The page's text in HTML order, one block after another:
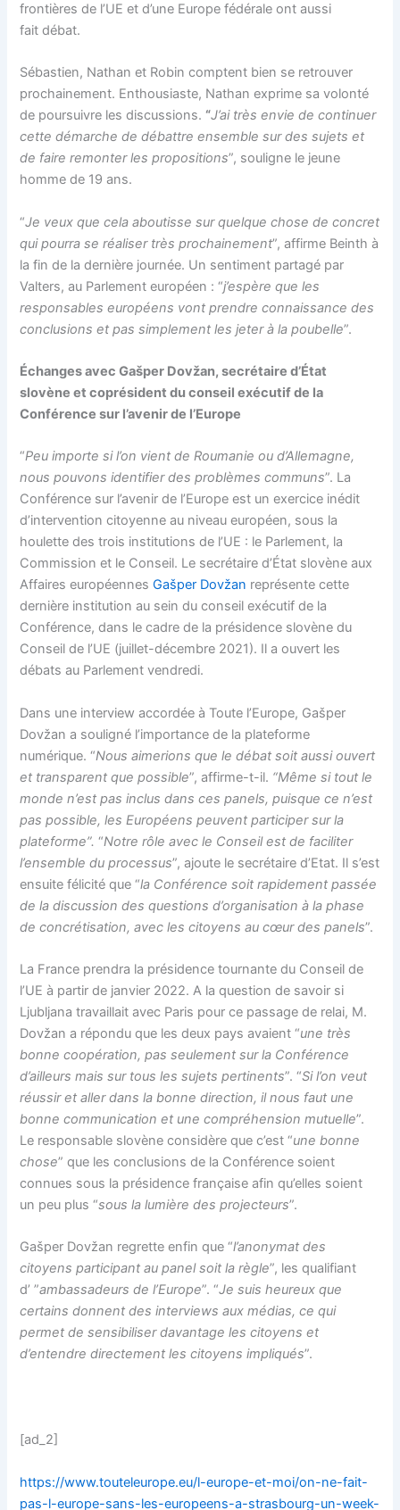
frontières de l’UE et d’une Europe fédérale ont aussi
fait débat.
Sébastien, Nathan et Robin comptent bien se retrouver
prochainement. Enthousiaste, Nathan exprime sa volonté
de poursuivre les discussions. “J’ai très envie de continuer
cette démarche de débattre ensemble sur des sujets et
de faire remonter les propositions”, souligne le jeune
homme de 19 ans.
“Je veux que cela aboutisse sur quelque chose de concret
qui pourra se réaliser très prochainement”, affirme Beinth à
la fin de la dernière journée. Un sentiment partagé par
Valters, au Parlement européen : “j’espère que les
responsables européens vont prendre connaissance des
conclusions et pas simplement les jeter à la poubelle”.
Échanges avec Gašper Dovžan, secrétaire d’État
slovène et coprésident du conseil exécutif de la
Conférence sur l’avenir de l’Europe
“Peu importe si l’on vient de Roumanie ou d’Allemagne,
nous pouvons identifier des problèmes communs”. La
Conférence sur l’avenir de l’Europe est un exercice inédit
d’intervention citoyenne au niveau européen, sous la
houlette des trois institutions de l’UE : le Parlement, la
Commission et le Conseil. Le secrétaire d’État slovène aux
Affaires européennesGašper Dovžan représente cette
dernière institution au sein du conseil exécutif de la
Conférence, dans le cadre de la présidence slovène du
Conseil de l’UE (juillet-décembre 2021). Il a ouvert les
débats au Parlement vendredi.
Dans une interview accordée à Toute l’Europe, Gašper
Dovžan a souligné l’importance de la plateforme
numérique. “Nous aimerions que le débat soit aussi ouvert
et transparent que possible”, affirme-t-il. “Même si tout le
monde n’est pas inclus dans ces panels, puisque ce n’est
pas possible, les Européens peuvent participer sur la
plateforme”. “Notre rôle avec le Conseil est de faciliter
l’ensemble du processus”, ajoute le secrétaire d’Etat. Il s’est
ensuite félicité que “la Conférence soit rapidement passée
de la discussion des questions d’organisation à la phase
de concrétisation, avec les citoyens au cœur des panels”.
La France prendra la présidence tournante du Conseil de
l’UE à partir de janvier 2022. A la question de savoir si
Ljubljana travaillait avec Paris pour ce passage de relai, M.
Dovžan a répondu que les deux pays avaient “une très
bonne coopération, pas seulement sur la Conférence
d’ailleurs mais sur tous les sujets pertinents”. “Si l’on veut
réussir et aller dans la bonne direction, il nous faut une
bonne communication et une compréhension mutuelle”.
Le responsable slovène considère que c’est “une bonne
chose” que les conclusions de la Conférence soient
connues sous la présidence française afin qu’elles soient
un peu plus “sous la lumière des projecteurs”.
Gašper Dovžan regrette enfin que “l’anonymat des
citoyens participant au panel soit la règle”, les qualifiant
d’ ”ambassadeurs de l’Europe”. “Je suis heureux que
certains donnent des interviews aux médias, ce qui
permet de sensibiliser davantage les citoyens et
d’entendre directement les citoyens impliqués”.
[ad_2]
https://www.touteleurope.eu/l-europe-et-moi/on-ne-fait-
pas-l-europe-sans-les-europeens-a-strasbourg-un-week-